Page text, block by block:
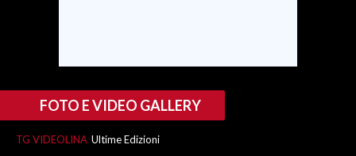
FOTO E VIDEO GALLERY
TG VIDEOLINA Ultime Edizioni